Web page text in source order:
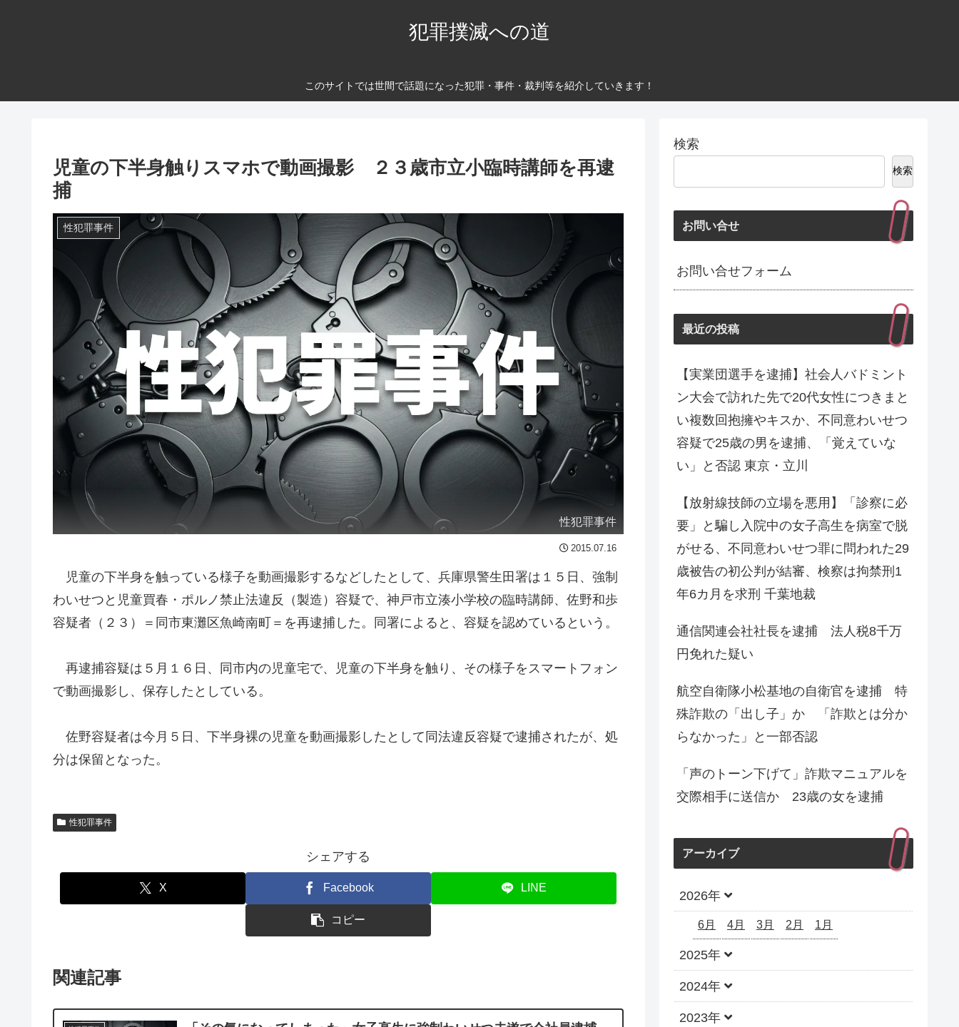
犯罪撲滅への道
このサイトでは世間で話題になった犯罪・事件・裁判等を紹介していきます！
児童の下半身触りスマホで動画撮影 ２３歳市立小臨時講師を再逮
捕
性犯罪事件
性犯罪事件
2015.07.16
児童の下半身を触っている様子を動画撮影するなどしたとして、兵庫県警生田署は１５日、強制
わいせつと児童買春・ポルノ禁止法違反（製造）容疑で、神戸市立湊小学校の臨時講師、佐野和歩
容疑者（２３）＝同市東灘区魚崎南町＝を再逮捕した。同署によると、容疑を認めているという。
再逮捕容疑は５月１６日、同市内の児童宅で、児童の下半身を触り、その様子をスマートフォン
で動画撮影し、保存したとしている。
佐野容疑者は今月５日、下半身裸の児童を動画撮影したとして同法違反容疑で逮捕されたが、処
分は保留となった。
性犯罪事件
シェアする
X Facebook LINE
コピー
関連記事
検索
検索
お問い合せ
お問い合せフォーム
最近の投稿
【実業団選手を逮捕】社会人バドミント
ン大会で訪れた先で20代女性につきまと
い複数回抱擁やキスか、不同意わいせつ
容疑で25歳の男を逮捕、「覚えていな
い」と否認 東京・立川
【放射線技師の立場を悪用】「診察に必
要」と騙し入院中の女子高生を病室で脱
がせる、不同意わいせつ罪に問われた29
歳被告の初公判が結審、検察は拘禁刑1
年6カ月を求刑 千葉地裁
通信関連会社社長を逮捕 法人税8千万
円免れた疑い
航空自衛隊小松基地の自衛官を逮捕 特
殊詐欺の「出し子」か 「詐欺とは分か
らなかった」と一部否認
「声のトーン下げて」詐欺マニュアルを
交際相手に送信か 23歳の女を逮捕
アーカイブ
2026年
6月 4月 3月 2月 1月
2025年
2024年
2023年